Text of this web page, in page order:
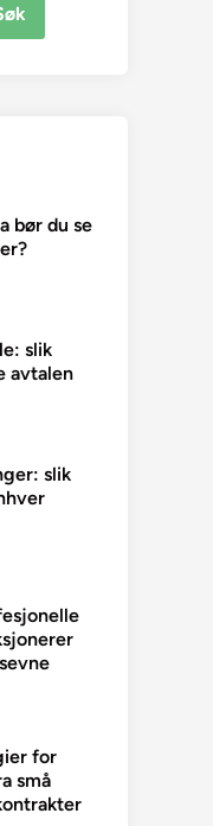
bør du se
slik
avtalen
slik
for
små